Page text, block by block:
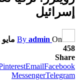
إسرائيل
By admin On
مايو 2, 2024
458
Share
EmailFacebook
MessengerTelegram